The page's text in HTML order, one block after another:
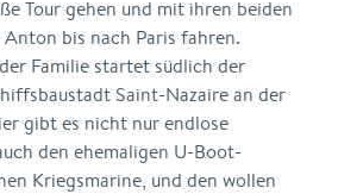
Tour gehen und mit ihren beiden
bis nach Paris fahren.
Familie startet südlich der
Saint-Nazaire an der
gibt es nicht nur endlose
den ehemaligen U-Boot-
Kriegsmarine, und den wollen